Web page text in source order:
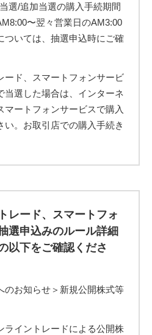
選/追加当選の購入手続期間
〜翌々営業日のAM3:00
ついては、抽選申込時にご確
ード、スマートフォンサービ
当選した場合は、インターネ
マートフォンサービスで購入
い。お取引店での購入手続き
レード、スマートフォ
選申込みのルール詳細
以下をご確認くださ
のお知らせ＞新規公開株式等
ライントレードによる公開株